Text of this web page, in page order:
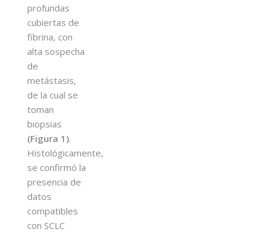
profundas
cubiertas de
fibrina, con
alta sospecha
de
metástasis,
de la cual se
toman
biopsias
(Figura 1).
Histológicamente,
se confirmó la
presencia de
datos
compatibles
con SCLC